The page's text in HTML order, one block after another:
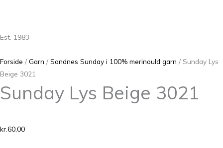
Est. 1983
Forside / Garn / Sandnes Sunday i 100% merinould garn / Sunday Lys
Beige 3021
Sunday Lys Beige 3021
kr.60,00